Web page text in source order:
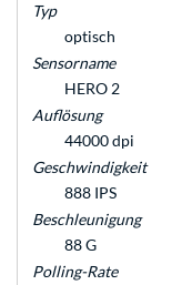
Typ
optisch
Sensorname
HERO 2
Auflösung
44000 dpi
Geschwindigkeit
888 IPS
Beschleunigung
88 G
Polling-Rate